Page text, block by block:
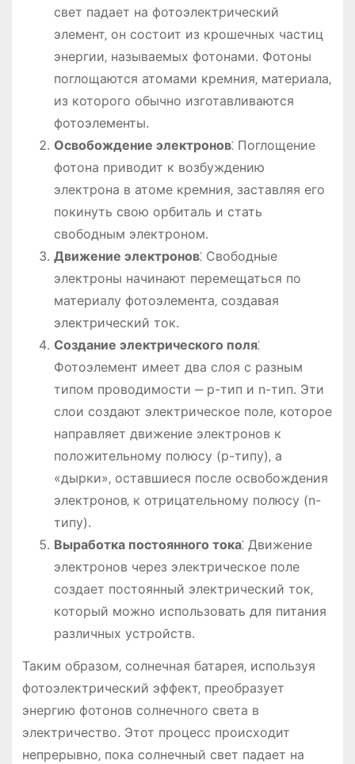
свет падает на фотоэлектрический
элемент‚ он состоит из крошечных частиц
энергии‚ называемых фотонами. Фотоны
поглощаются атомами кремния‚ материала‚
из которого обычно изготавливаются
фотоэлементы.
Освобождение электронов⁚ Поглощение
фотона приводит к возбуждению
электрона в атоме кремния‚ заставляя его
покинуть свою орбиталь и стать
свободным электроном.
Движение электронов⁚ Свободные
электроны начинают перемещаться по
материалу фотоэлемента‚ создавая
электрический ток.
Создание электрического поля⁚
Фотоэлемент имеет два слоя с разным
типом проводимости ‒ p-тип и n-тип. Эти
слои создают электрическое поле‚ которое
направляет движение электронов к
положительному полюсу (p-типу)‚ а
«дырки»‚ оставшиеся после освобождения
электронов‚ к отрицательному полюсу (n-
типу).
Выработка постоянного тока⁚ Движение
электронов через электрическое поле
создает постоянный электрический ток‚
который можно использовать для питания
различных устройств.
Таким образом‚ солнечная батарея‚ используя
фотоэлектрический эффект‚ преобразует
энергию фотонов солнечного света в
электричество. Этот процесс происходит
непрерывно‚ пока солнечный свет падает на